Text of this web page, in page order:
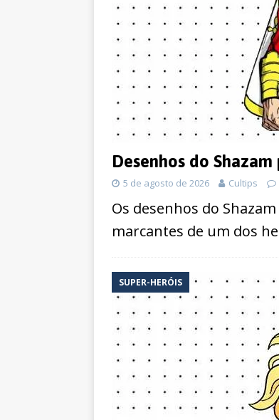
Desenhos do
5 de agosto de 2026 Cultips
Os desenhos do
marcantes de um dos
SUPER-HERÓIS